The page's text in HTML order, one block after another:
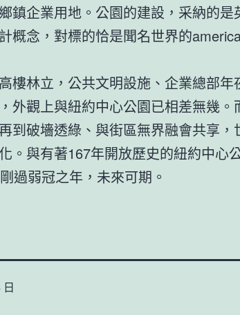
鎮企業用地。公園的建設，采納的是
概念，對標的恰是聞名世界的
樓林立，公共文明設施、企業總部年
外觀上與紐約中心公園已相差無幾。
到破墻透綠、與街區無界融會共享，
。與有著167年開放歷史的紐約中心
過弱冠之年，未來可期。